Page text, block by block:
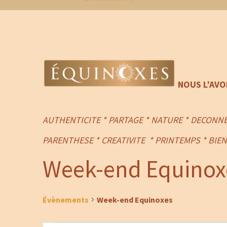
NOUS
AUTHENTICITE * PARTAGE * NATURE *
PARENTHESE * CREATIVITE * PRINTEMPS *
Week-end
Évènements Week-end Equinoxes